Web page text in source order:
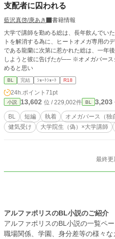
支配者に囚われる
藍沢真啓/庚あき
書籍情報
大学で講師を勤める総は、長年飲んでい
トを解消する為に、ヒートオメガ専用の
である龍蘭に次第に惹かれた総は、一年
しようと彼に告げたが── ※オメガバース
めると思い
BL 完結 ｼｮｰﾄｼｮｰﾄ R18
24h.ポイント 71pt
小説 13,602 位 / 229,002件 BL 3,203
BL 短編 執着 オメガバース（独
健気受け
大学院生（偽）×大学講師
最終更
アルファポリスのBL小説のご紹介
アルファポリスのBL小説の一覧ペー
職場関係、学園、身分差等の様々